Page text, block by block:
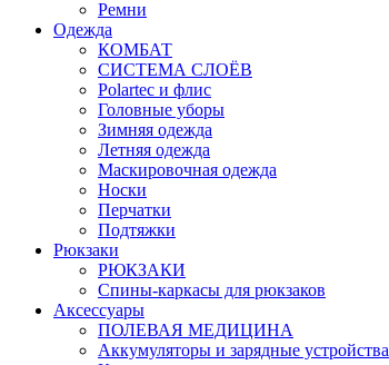
Ремни
Одежда
КОМБАТ
СИСТЕМА СЛОЁВ
Polartec и флис
Головные уборы
Зимняя одежда
Летняя одежда
Маскировочная одежда
Носки
Перчатки
Подтяжки
Рюкзаки
РЮКЗАКИ
Спины-каркасы для рюкзаков
Аксессуары
ПОЛЕВАЯ МЕДИЦИНА
Аккумуляторы и зарядные устройства